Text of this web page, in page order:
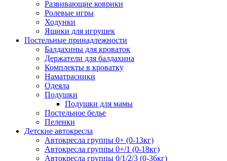
Развивающие коврики
Ролевые игры
Ходунки
Ящики для игрушек
Постельные принадлежности
Балдахины для кроваток
Держатели для балдахина
Комплекты в кроватку
Наматрасники
Одеяла
Подушки
Подушки для мамы
Постельное белье
Пеленки
Детские автокресла
Автокресла группы 0+ (0-13кг)
Автокресла группы 0+/1 (0-18кг)
Автокресла группы 0/1/2/3 (0-36кг)